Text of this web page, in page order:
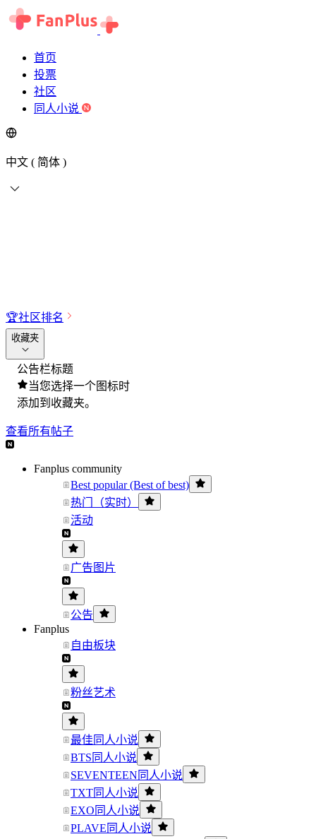
首页
投票
社区
同人小说
中文 ( 简体 )
🏆社区排名
收藏夹
公告栏标题
当您选择一个图标时
添加到收藏夹。
查看所有帖子
Fanplus community
Best popular (Best of best)
热门（实时）
活动
广告图片
公告
Fanplus
自由板块
粉丝艺术
最佳同人小说
BTS同人小说
SEVENTEEN同人小说
TXT同人小说
EXO同人小说
PLAVE同人小说